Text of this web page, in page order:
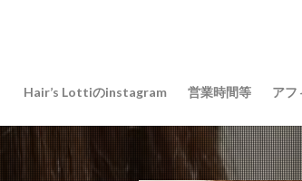
Hair’s Lottiのinstagram 営業時間等 アフ